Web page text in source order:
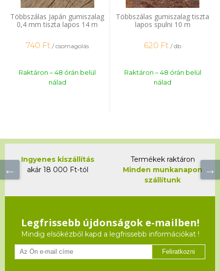
Többszálas Japán gumiszalag
0,4 mm tiszta lapos 14 m
740 Ft / csomagolás
Raktáron – 48 órán belül
nálad
Többszálas gumiszalag tiszta
lapos spulni 10 m
620 Ft / db
Raktáron – 48 órán belül
nálad
Ingyenes kiszállítás
akár 18 000 Ft-tól
Termékek raktáron
Minden munkanapon
szállítunk
Legfrissebb újdonságok e-mailben!
Mindig elsőkézből kapd a legfrissebb információkat !
Feliratkozni